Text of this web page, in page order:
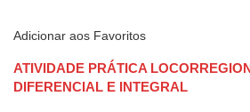
Adicionar aos Favoritos
ATIVIDADE PRÁTICA
DIFERENCIAL E INTEGRAL